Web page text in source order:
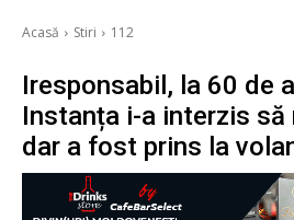
Acasă Stiri 112
Iresponsabil, la 60 de
Instanța i-a interzis să
dar a fost prins la